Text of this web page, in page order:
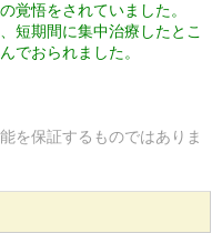
覚悟をされていました。
短期間に集中治療したとこ
でおられました。
を保証するものではありま